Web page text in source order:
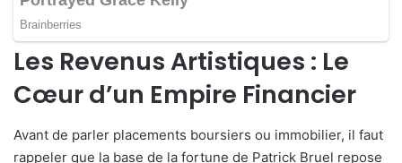
Les Revenus Artistiques : Le
Cœur d’un Empire Financier
Avant de parler placements boursiers ou immobilier, il faut
rappeler que la base de la fortune de Patrick Bruel repose